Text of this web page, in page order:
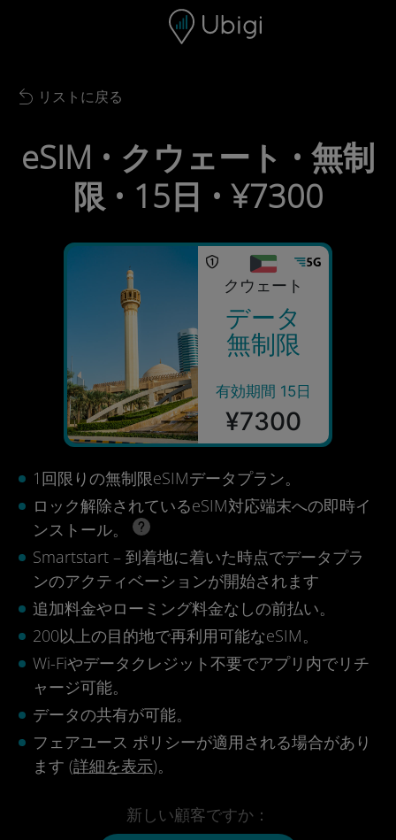
ナビゲーションバー フッター
Back to list
リストに戻る
eSIM • クウェート • 無制
限 • 15日 • ¥7300
クウェート
データ
無制限
有効期間 15日
¥7300
1回限りの無制限eSIMデータプラン。
ロック解除されているeSIM対応端末への即時イ
ンストール。
Smartstart – 到着地に着いた時点でデータプラ
ンのアクティベーションが開始されます
追加料金やローミング料金なしの前払い。
200以上の目的地で再利用可能なeSIM。
Wi-Fiやデータクレジット不要でアプリ内でリチ
ャージ可能。
データの共有が可能。
フェアユース ポリシーが適用される場合があり
ます (詳細を表示)。
新しい顧客ですか：